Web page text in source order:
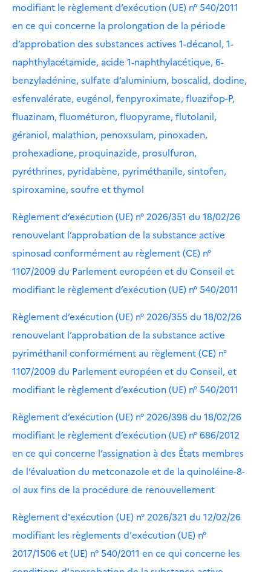
modifiant le règlement d’exécution (UE) n° 540/2011
en ce qui concerne la prolongation de la période
d’approbation des substances actives 1-décanol, 1-
naphthylacétamide, acide 1-naphthylacétique, 6-
benzyladénine, sulfate d’aluminium, boscalid, dodine,
esfenvalérate, eugénol, fenpyroximate, fluazifop-P,
fluazinam, fluométuron, fluopyrame, flutolanil,
géraniol, malathion, penoxsulam, pinoxaden,
prohexadione, proquinazide, prosulfuron,
pyréthrines, pyridabène, pyriméthanile, sintofen,
spiroxamine, soufre et thymol
Règlement d’exécution (UE) n° 2026/351 du 18/02/26
renouvelant l’approbation de la substance active
spinosad conformément au règlement (CE) n°
1107/2009 du Parlement européen et du Conseil et
modifiant le règlement d’exécution (UE) n° 540/2011
Règlement d’exécution (UE) n° 2026/355 du 18/02/26
renouvelant l’approbation de la substance active
pyriméthanil conformément au règlement (CE) n°
1107/2009 du Parlement européen et du Conseil, et
modifiant le règlement d’exécution (UE) n° 540/2011
Règlement d’exécution (UE) n° 2026/398 du 18/02/26
modifiant le règlement d’exécution (UE) n° 686/2012
en ce qui concerne l’assignation à des États membres
de l’évaluation du metconazole et de la quinoléine-8-
ol aux fins de la procédure de renouvellement
Règlement d'exécution (UE) n° 2026/321 du 12/02/26
modifiant les règlements d'exécution (UE) n°
2017/1506 et (UE) n° 540/2011 en ce qui concerne les